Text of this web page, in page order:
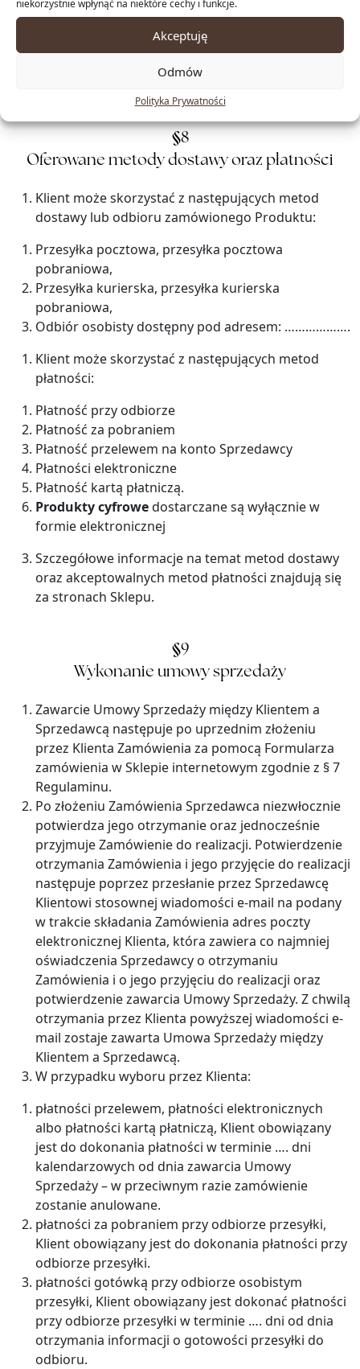
niekorzystnie wpłynąć na niektóre cechy i funkcje.
Akceptuję
Odmów
Polityka Prywatności
e-mail,
wybrać jeden z dostępnych sposobów płatności i w
zależności od sposobu płatności, opłacić
zamówienie w określonym terminie, z
§8
Oferowane metody dostawy oraz płatności
Klient może skorzystać z następujących metod
dostawy lub odbioru zamówionego Produktu:
Przesyłka pocztowa, przesyłka pocztowa
pobraniowa,
Przesyłka kurierska, przesyłka kurierska
pobraniowa,
Odbiór osobisty dostępny pod adresem: ……………….
Klient może skorzystać z następujących metod
płatności:
Płatność przy odbiorze
Płatność za pobraniem
Płatność przelewem na konto Sprzedawcy
Płatności elektroniczne
Płatność kartą płatniczą.
Produkty cyfrowedostarczane są wyłącznie w
formie elektronicznej
Szczegółowe informacje na temat metod dostawy
oraz akceptowalnych metod płatności znajdują się
za stronach Sklepu.
§9
Wykonanie umowy sprzedaży
Zawarcie Umowy Sprzedaży między Klientem a
Sprzedawcą następuje po uprzednim złożeniu
przez Klienta Zamówienia za pomocą Formularza
zamówienia w Sklepie internetowym zgodnie z § 7
Regulaminu.
Po złożeniu Zamówienia Sprzedawca niezwłocznie
potwierdza jego otrzymanie oraz jednocześnie
przyjmuje Zamówienie do realizacji. Potwierdzenie
otrzymania Zamówienia i jego przyjęcie do realizacji
następuje poprzez przesłanie przez Sprzedawcę
Klientowi stosownej wiadomości e-mail na podany
w trakcie składania Zamówienia adres poczty
elektronicznej Klienta, która zawiera co najmniej
oświadczenia Sprzedawcy o otrzymaniu
Zamówienia i o jego przyjęciu do realizacji oraz
potwierdzenie zawarcia Umowy Sprzedaży. Z chwilą
otrzymania przez Klienta powyższej wiadomości e-
mail zostaje zawarta Umowa Sprzedaży między
Klientem a Sprzedawcą.
W przypadku wyboru przez Klienta:
płatności przelewem, płatności elektronicznych
albo płatności kartą płatniczą, Klient obowiązany
jest do dokonania płatności w terminie …. dni
kalendarzowych od dnia zawarcia Umowy
Sprzedaży – w przeciwnym razie zamówienie
zostanie anulowane.
płatności za pobraniem przy odbiorze przesyłki,
Klient obowiązany jest do dokonania płatności przy
odbiorze przesyłki.
płatności gotówką przy odbiorze osobistym
przesyłki, Klient obowiązany jest dokonać płatności
przy odbiorze przesyłki w terminie …. dni od dnia
otrzymania informacji o gotowości przesyłki do
odbioru.